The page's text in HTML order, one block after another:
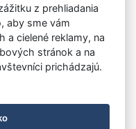
4 »
31.12.2010
z prehliadania
aby sme vám
a cielené reklamy, na
stránok a na
prichádzajú.